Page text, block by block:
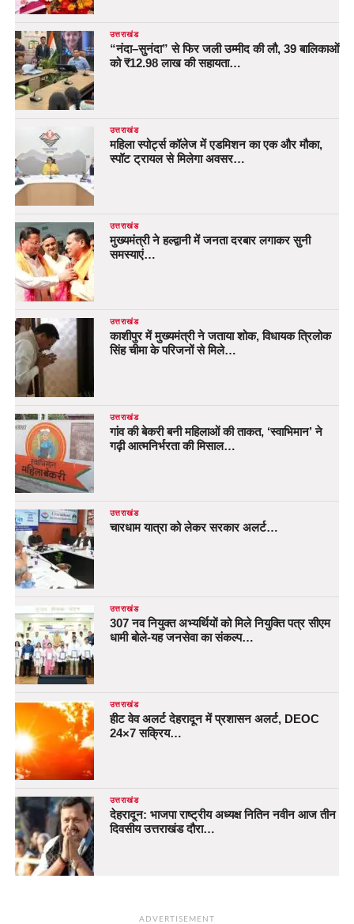
उत्तराखंड
“नंदा–सुनंदा” से फिर जली उम्मीद की लौ, 39 बालिकाओं
को ₹12.98 लाख की सहायता…
उत्तराखंड
महिला स्पोर्ट्स कॉलेज में एडमिशन का एक और मौका,
स्पॉट ट्रायल से मिलेगा अवसर…
उत्तराखंड
मुख्यमंत्री ने हल्द्वानी में जनता दरबार लगाकर सुनी
समस्याएं…
उत्तराखंड
काशीपुर में मुख्यमंत्री ने जताया शोक, विधायक त्रिलोक
सिंह चीमा के परिजनों से मिले…
उत्तराखंड
गांव की बेकरी बनी महिलाओं की ताकत, ‘स्वाभिमान’ ने
गढ़ी आत्मनिर्भरता की मिसाल…
उत्तराखंड
चारधाम यात्रा को लेकर सरकार अलर्ट…
उत्तराखंड
307 नव नियुक्त अभ्यर्थियों को मिले नियुक्ति पत्र सीएम
धामी बोले-यह जनसेवा का संकल्प…
उत्तराखंड
हीट वेव अलर्ट देहरादून में प्रशासन अलर्ट, DEOC
24×7 सक्रिय…
उत्तराखंड
देहरादून: भाजपा राष्ट्रीय अध्यक्ष नितिन नवीन आज तीन
दिवसीय उत्तराखंड दौरा…
ADVERTISEMENT